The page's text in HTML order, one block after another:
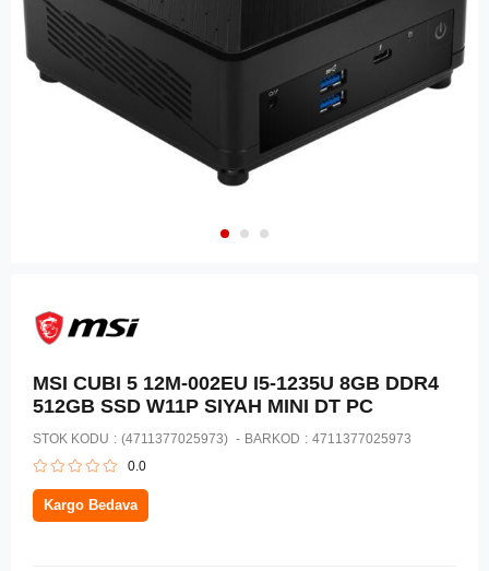
MSI CUBI 5 12M-002EU I5-1235U 8GB DDR4
512GB SSD W11P SIYAH MINI DT PC
STOK KODU (4711377025973) BARKOD : 4711377025973
0.0
Kargo Bedava